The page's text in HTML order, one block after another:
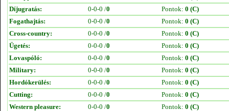
Díjugratás:
0-0-0 /0 Pontok: 0 (C)
Fogathajtás:
0-0-0 /0 Pontok: 0 (C)
Cross-country:
0-0-0 /0 Pontok: 0 (C)
Ügetés:
0-0-0 /0 Pontok: 0 (C)
Lovaspóló:
0-0-0 /0 Pontok: 0 (C)
Military:
0-0-0 /0 Pontok: 0 (C)
Hordókerülés:
0-0-0 /0 Pontok: 0 (C)
Cutting:
0-0-0 /0 Pontok: 0 (C)
Western pleasure:
0-0-0 /0 Pontok: 0 (C)